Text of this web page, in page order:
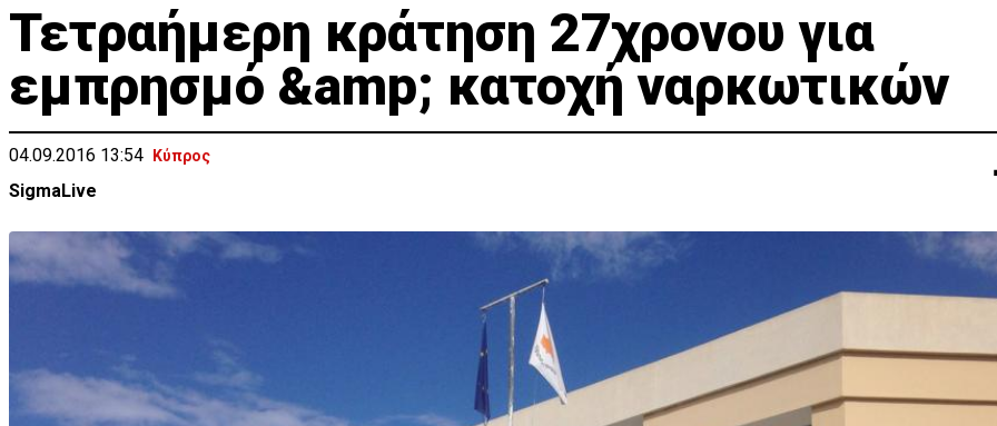
Τετραήμερη κράτηση 27χρονου για
εμπρησμό &amp; κατοχή ναρκωτικών
04.09.2016 13:54 Κύπρος
SigmaLive